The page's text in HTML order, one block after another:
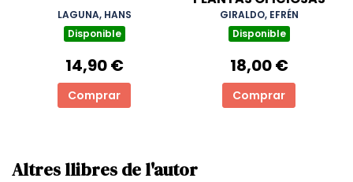
LAGUNA, HANS
Disponible
14,90 €
Comprar
GIRALDO, EFRÉN
Disponible
18,00 €
Comprar
Altres llibres de l'autor